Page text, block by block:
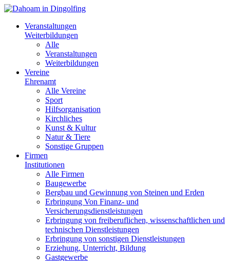
Veranstaltungen
Weiterbildungen
Alle
Veranstaltungen
Weiterbildungen
Vereine
Ehrenamt
Alle Vereine
Sport
Hilfsorganisation
Kirchliches
Kunst & Kultur
Natur & Tiere
Sonstige Gruppen
Firmen
Institutionen
Alle Firmen
Baugewerbe
Bergbau und Gewinnung von Steinen und Erden
Erbringung Von Finanz- und
Versicherungsdienstleistungen
Erbringung von freiberuflichen, wissenschaftlichen und
technischen Dienstleistungen
Erbringung von sonstigen Dienstleistungen
Erziehung, Unterricht, Bildung
Gastgewerbe